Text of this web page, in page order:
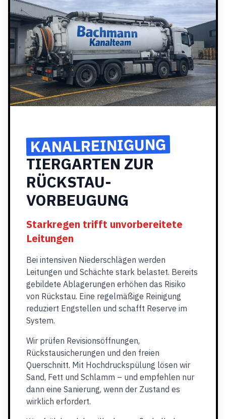
KANALREINIGUNG
TIERGARTEN ZUR
RÜCKSTAU-
VORBEUGUNG
Starkregen trifft unvorbereitete
Leitungen
Bei intensiven Niederschlägen werden
Leitungen und Schächte stark belastet. Bereits
gebildete Ablagerungen erhöhen das Risiko
von Rückstau. Eine regelmäßige Reinigung
reduziert Engstellen und schafft Reserve im
System.
Wir prüfen Revisionsöffnungen,
Rückstausicherungen und den freien
Querschnitt. Mit Hochdruckspülung lösen wir
Sand, Fett und Schlamm – und empfehlen nur
dann eine Sanierung, wenn der Zustand es
wirklich erfordert.